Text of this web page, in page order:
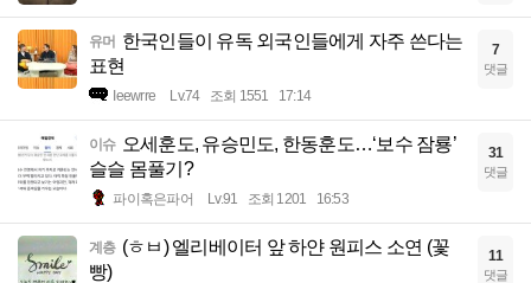
유머 한국인들이 유독 외국인들에게 자주 쓴다는
표현
Ieewrre Lv.74 조회 1551 17:14
7
댓글
이슈 오세훈도, 유승민도, 한동훈도…‘보수 잠룡’
슬슬 몸풀기?
파이혹은파어 Lv.91 조회 1201 16:53
31
댓글
계층 (ㅎㅂ) 엘리베이터 앞 하얀 원피스 소연 (꽃
빵)
11
댓글